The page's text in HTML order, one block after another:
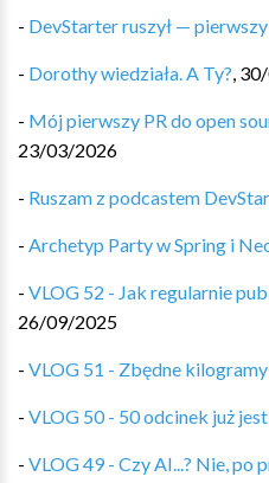
- DevStarter ruszył —
- Dorothy wiedziała. A Ty?,
- Mój pierwszy PR do open
23/03/2026
- Ruszam z podcastem
- Archetyp Party w Spring i
- VLOG 52 - Jak regularnie
26/09/2025
- VLOG 51 - Zbędne
- VLOG 50 - 50 odcinek już
- VLOG 49 - Czy AI...? Nie, po